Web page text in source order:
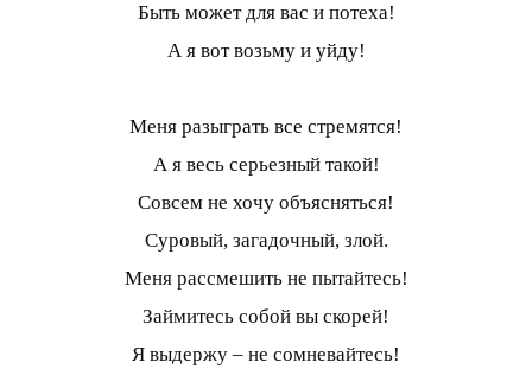
Быть может для вас и потеха!
А я вот возьму и уйду!
Меня разыграть все стремятся!
А я весь серьезный такой!
Совсем не хочу объясняться!
Суровый, загадочный, злой.
Меня рассмешить не пытайтесь!
Займитесь собой вы скорей!
Я выдержу – не сомневайтесь!